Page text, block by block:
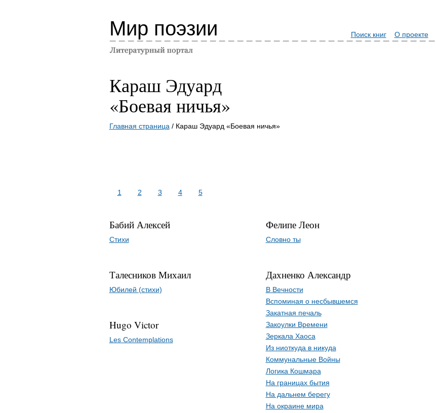
Мир поэзии Поиск книг О проекте
Караш Эдуард
«Боевая ничья»
Главная страница / Караш Эдуард «Боевая ничья»
1 2 3 4 5
Бабий Алексей
Стихи
Талесников Михаил
Юбилей (стихи)
Hugo Victor
Les Contemplations
Фелипе Леон
Словно ты
Дахненко Александр
В Вечности
Вспоминая о несбывшемся
Закатная печаль
Закоулки Времени
Зеркала Хаоса
Из ниоткуда в никуда
Коммунальные Войны
Логика Кошмара
На границах бытия
На дальнем берегу
На окраине мира